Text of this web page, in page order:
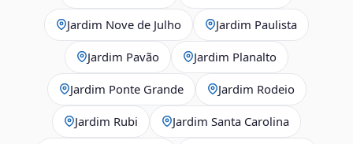
Jardim Nove de Julho Jardim Paulista
Jardim Pavão Jardim Planalto
Jardim Ponte Grande Jardim Rodeio
Jardim Rubi Jardim Santa Carolina